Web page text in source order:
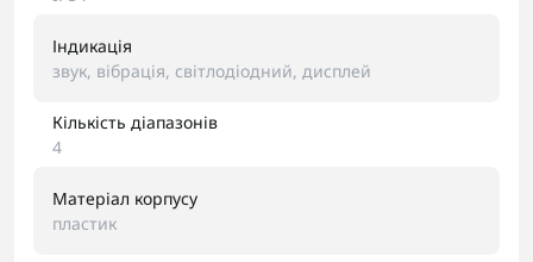
Індикація
звук, вібрація, світлодіодний, дисплей
Кількість діапазонів
4
Матеріал корпусу
пластик